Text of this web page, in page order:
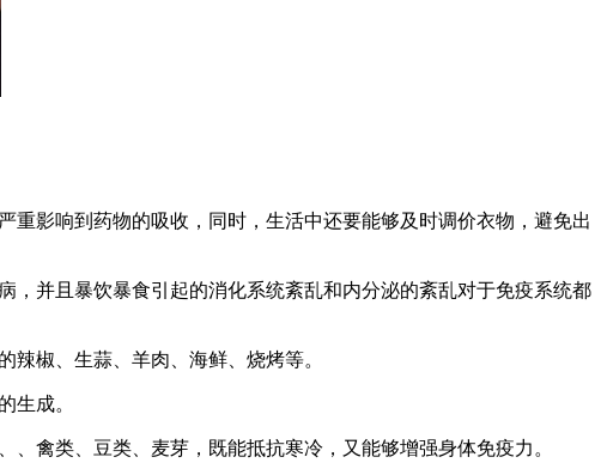
影响到药物的吸收，同时，生活中还要能够及时调价衣物，避免出
并且暴饮暴食引起的消化系统紊乱和内分泌的紊乱对于免疫系统都
椒、生蒜、羊肉、海鲜、烧烤等。
生成。
禽类、豆类、麦芽，既能抵抗寒冷，又能够增强身体免疫力。